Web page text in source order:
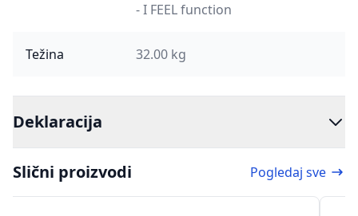
- I FEEL function
Težina 32.00 kg
Deklaracija
Slični proizvodi Pogledaj sve